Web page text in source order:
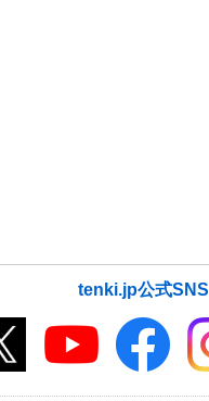
tenki.jp公式SNS